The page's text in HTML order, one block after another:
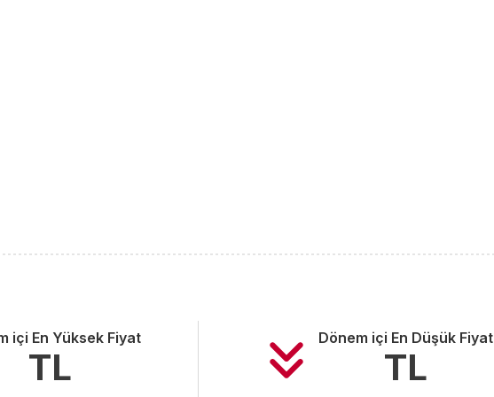
içi En Yüksek Fiyat
TL
Dönem içi En Düşük Fiyat
TL